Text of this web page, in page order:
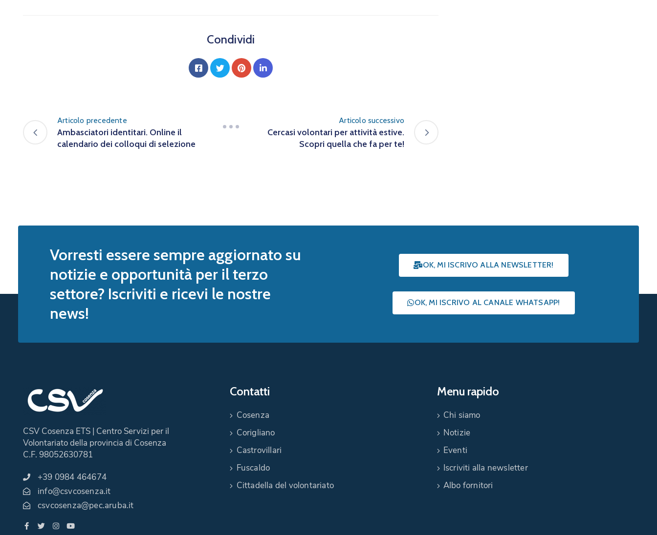
Condividi
Articolo precedente
Ambasciatori identitari. Online il
calendario dei colloqui di selezione
Articolo successivo
Cercasi volontari per attività estive.
Scopri quella che fa per te!
Vorresti essere sempre aggiornato su
notizie e opportunità per il terzo
settore? Iscriviti e ricevi le nostre
news!
OK, MI ISCRIVO ALLA NEWSLETTER!
OK, MI ISCRIVO AL CANALE WHATSAPP!
CSV Cosenza ETS | Centro Servizi per il
Volontariato della provincia di Cosenza
C.F. 98052630781
+39 0984 464674
info@csvcosenza.it
csvcosenza@pec.aruba.it
Contatti
Cosenza
Corigliano
Castrovillari
Fuscaldo
Cittadella del volontariato
Menu rapido
Chi siamo
Notizie
Eventi
Iscriviti alla newsletter
Albo fornitori